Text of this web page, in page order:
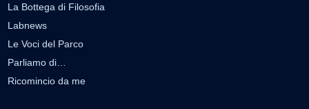
La Bottega di Filosofia
Labnews
Le Voci del Parco
Parliamo di…
Ricomincio da me